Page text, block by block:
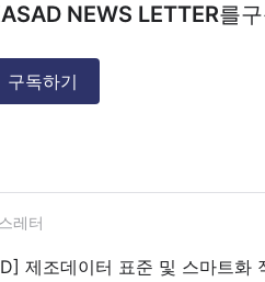
NEWS LETTER를
구독하기
레터
제조데이터 표준 및 스마트화